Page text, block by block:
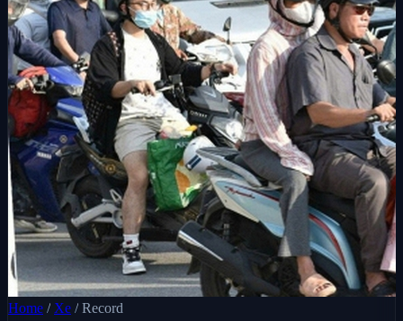
Home / Xe / Record